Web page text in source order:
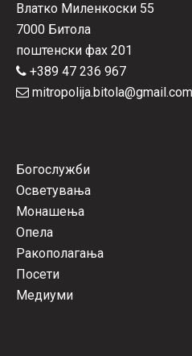
Влатко Миленкоски 55
7000 Битола
поштенски фах 201
+389 47 236 967
mitropolija.bitola@gmail.com
Богослужби
Осветувања
Монашења
Опела
Ракополагања
Посети
Медиуми